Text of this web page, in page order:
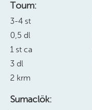
Toum:
3-4 st
0,5 dl
1 st ca
3 dl
2 krm
Sumaclök: